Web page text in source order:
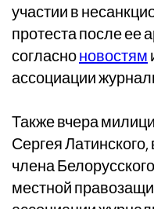
участии в
протеста после ее
согласноновостям
ассоциации
Также вчера
Сергея
члена
местной